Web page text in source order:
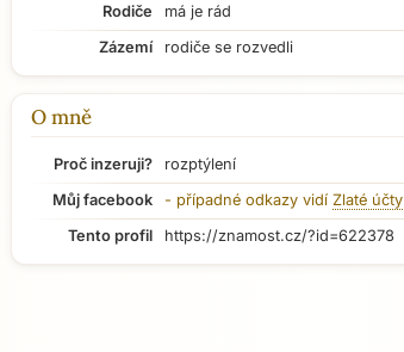
Rodiče
má je rád
Zázemí
rodiče se rozvedli
O mně
Proč inzeruji?
rozptýlení
Můj facebook
- případné odkazy vidí Zlaté účty
Tento profil
https://znamost.cz/?id=622378